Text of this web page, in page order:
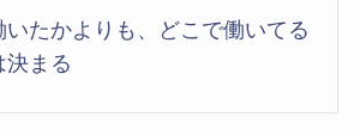
いたかよりも、どこで働いてる
決まる